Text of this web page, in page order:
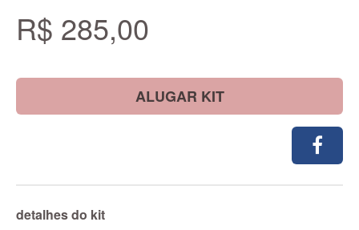
R$ 285,00
ALUGAR KIT
detalhes do kit